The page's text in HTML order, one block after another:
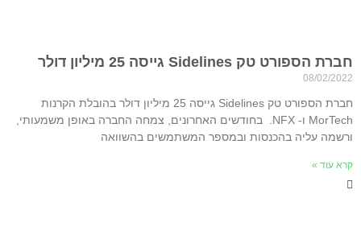
חברת הספורט טק Sidelines גייסה 25 מיליון דולר
08/02/2022
חברת הספורט טק Sidelines גייסה 25 מיליון דולר בהובלת הקרנות
MorTech ו- NFX. בחודשים האחרונים, צמחה החברה באופן משמעותי,
ורשמה עליה בהכנסות ובמספר המשתמשים בהשוואה
קרא עוד »